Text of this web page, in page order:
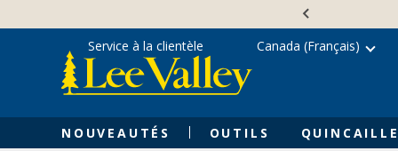
content
NOUVEAUTÉS OUTILS
Service à la clientèle Canada (Français)